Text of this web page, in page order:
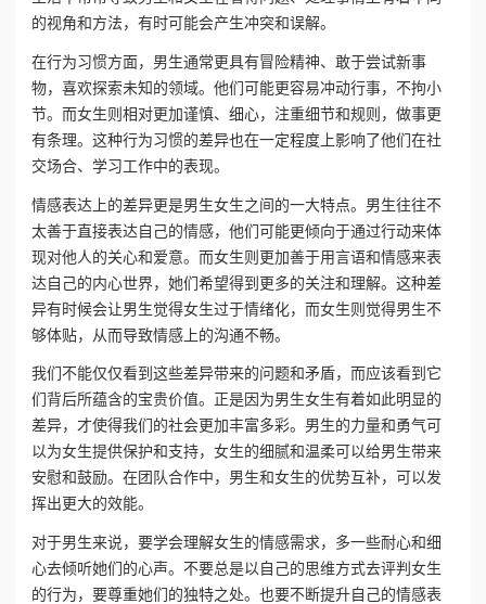
的视角和方法，有时可能会产生冲突和误解。
在行为习惯方面，男生通常更具有冒险精神、敢于尝试新事
物，喜欢探索未知的领域。他们可能更容易冲动行事，不拘小
节。而女生则相对更加谨慎、细心，注重细节和规则，做事更
有条理。这种行为习惯的差异也在一定程度上影响了他们在社
交场合、学习工作中的表现。
情感表达上的差异更是男生女生之间的一大特点。男生往往不
太善于直接表达自己的情感，他们可能更倾向于通过行动来体
现对他人的关心和爱意。而女生则更加善于用言语和情感来表
达自己的内心世界，她们希望得到更多的关注和理解。这种差
异有时候会让男生觉得女生过于情绪化，而女生则觉得男生不
够体贴，从而导致情感上的沟通不畅。
我们不能仅仅看到这些差异带来的问题和矛盾，而应该看到它
们背后所蕴含的宝贵价值。正是因为男生女生有着如此明显的
差异，才使得我们的社会更加丰富多彩。男生的力量和勇气可
以为女生提供保护和支持，女生的细腻和温柔可以给男生带来
安慰和鼓励。在团队合作中，男生和女生的优势互补，可以发
挥出更大的效能。
对于男生来说，要学会理解女生的情感需求，多一些耐心和细
心去倾听她们的心声。不要总是以自己的思维方式去评判女生
的行为，要尊重她们的独特之处。也要不断提升自己的情感表